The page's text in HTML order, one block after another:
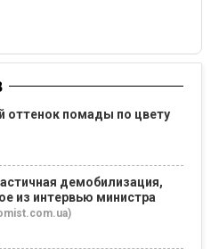
оттенок помады по цвету
демобилизация,
из интервью министра